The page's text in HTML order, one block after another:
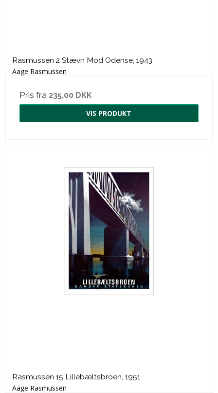
Rasmussen 2 Stævn Mod Odense, 1943
Aage Rasmussen
Pris fra 235,00 DKK
VIS PRODUKT
Rasmussen 15 Lillebæltsbroen, 1951
Aage Rasmussen